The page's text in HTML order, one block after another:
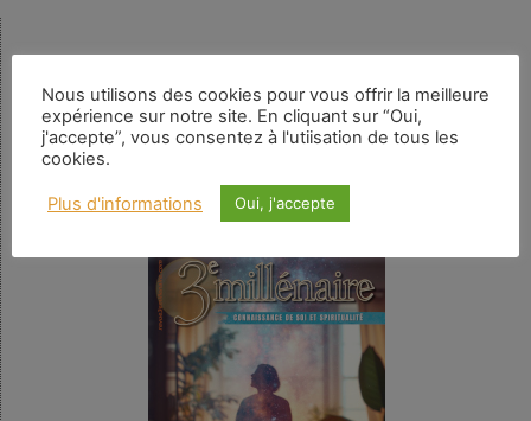
Rechercher
N° 159 – La spiritualité au quotidien
Nous utilisons des cookies pour vous offrir la meilleure
expérience sur notre site. En cliquant sur “Oui,
j'accepte”, vous consentez à l'utiisation de tous les
cookies.
Plus d'informations Oui, j'accepte